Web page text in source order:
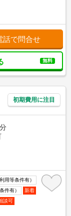
話で問合せ
無料
初期費用に注目
用等条件有）
件有）
新着
談可